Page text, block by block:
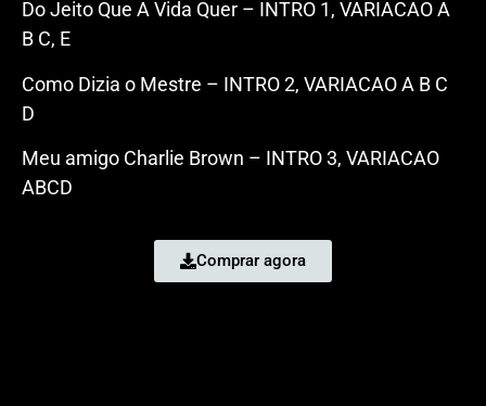
Do Jeito Que A Vida Quer – INTRO 1, VARIACAO A
B C, E
Como Dizia o Mestre – INTRO 2, VARIACAO A B C
D
Meu amigo Charlie Brown – INTRO 3, VARIACAO
ABCD
Comprar agora